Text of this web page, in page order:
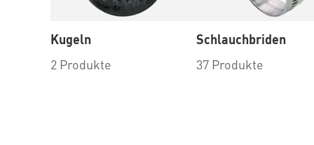
Kugeln
2 Produkte
Schlauchbriden
37 Produkte